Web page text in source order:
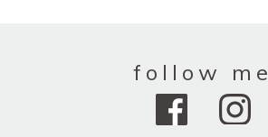
follow me